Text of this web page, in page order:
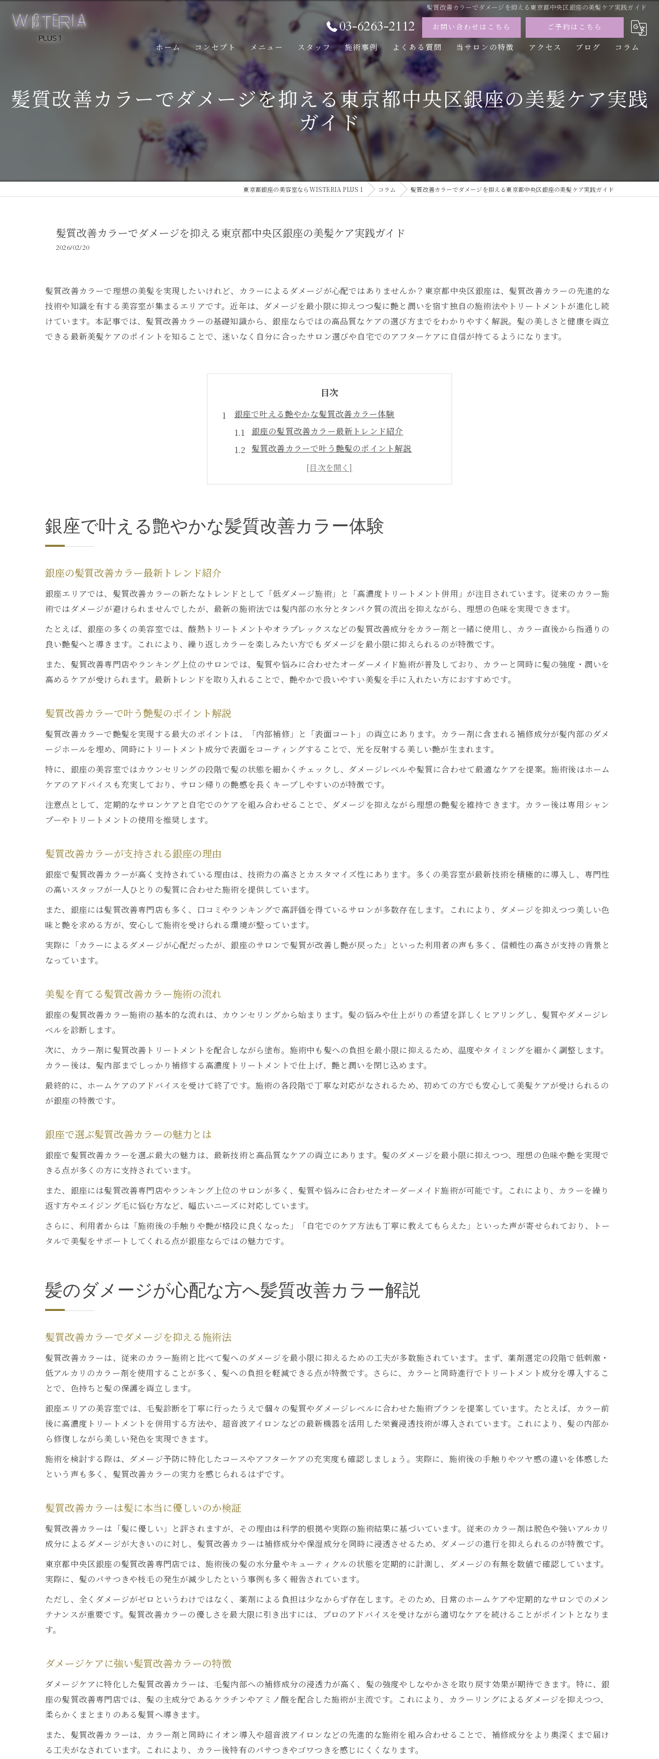
髪質改善カラーでダメージを抑える東京都中央区銀座の美髪ケア実践ガイド
03-6263-2112 お問い合わせはこちら ご予約はこちら
ホーム コンセプト メニュー スタッフ 施術事例 よくある質問 当サロンの特徴
カラー
トリートメント
パーマ
アクセス ブログ コラム
髪質改善カラーでダメージを抑える東京都中央区銀座の美髪ケア実践
ガイド
東京都銀座の美容室ならWISTERIA PLUS 1 コラム 髪質改善カラーでダメージを抑える東京都中央区銀座の美髪ケア実践ガイド
髪質改善カラーでダメージを抑える東京都中央区銀座の美髪ケア実践ガイド
2026/02/20
髪質改善カラーで理想の美髪を実現したいけれど、カラーによるダメージが心配ではありませんか？東京都中央区銀座は、髪質改善カラーの先進的な
技術や知識を有する美容室が集まるエリアです。近年は、ダメージを最小限に抑えつつ髪に艶と潤いを宿す独自の施術法やトリートメントが進化し続
けています。本記事では、髪質改善カラーの基礎知識から、銀座ならではの高品質なケアの選び方までをわかりやすく解説。髪の美しさと健康を両立
できる最新美髪ケアのポイントを知ることで、迷いなく自分に合ったサロン選びや自宅でのアフターケアに自信が持てるようになります。
目次
銀座で叶える艶やかな髪質改善カラー体験
銀座の髪質改善カラー最新トレンド紹介
髪質改善カラーで叶う艶髪のポイント解説
髪質改善カラーが支持される銀座の理由
美髪を育てる髪質改善カラー施術の流れ
髪のダメージが心配な方へ髪質改善カラー解説
髪質改善カラーでダメージを抑える施術法
髪質改善カラー施術時の注意点と効果
銀座で人気の髪質改善カラーを選ぶ理由
髪質改善カラー利用者の体験談と評価
ダメージレス髪質改善カラーのメリット解説
髪質改善カラーが持つ独自の美髪効果とは
髪質改善カラーが支持される背景に迫る
ダメージを抑える髪質改善施術の実際
髪質改善カラーと一般的なカラーの違い
髪質改善カラーを熟知した専門店の魅力
髪質改善専門店で受ける特別なトリートメント
髪質改善カラー成功のための事前カウンセリング
銀座髪質改善トリートメントの効果と選び方
髪質改善トリートメントとカラーの関係性
銀座で人気の髪質改善トリートメント種類
銀座で叶える艶やかな髪質改善カラー体験
銀座の髪質改善カラー最新トレンド紹介
銀座エリアでは、髪質改善カラーの新たなトレンドとして「低ダメージ施術」と「高濃度トリートメント併用」が注目されています。従来のカラー施
術ではダメージが避けられませんでしたが、最新の施術法では髪内部の水分とタンパク質の流出を抑えながら、理想の色味を実現できます。
たとえば、銀座の多くの美容室では、酸熱トリートメントやオラプレックスなどの髪質改善成分をカラー剤と一緒に使用し、カラー直後から指通りの
良い艶髪へと導きます。これにより、繰り返しカラーを楽しみたい方でもダメージを最小限に抑えられるのが特徴です。
また、髪質改善専門店やランキング上位のサロンでは、髪質や悩みに合わせたオーダーメイド施術が普及しており、カラーと同時に髪の強度・潤いを
高めるケアが受けられます。最新トレンドを取り入れることで、艶やかで扱いやすい美髪を手に入れたい方におすすめです。
髪質改善カラーで叶う艶髪のポイント解説
髪質改善カラーで艶髪を実現する最大のポイントは、「内部補修」と「表面コート」の両立にあります。カラー剤に含まれる補修成分が髪内部のダメ
ージホールを埋め、同時にトリートメント成分で表面をコーティングすることで、光を反射する美しい艶が生まれます。
特に、銀座の美容室ではカウンセリングの段階で髪の状態を細かくチェックし、ダメージレベルや髪質に合わせて最適なケアを提案。施術後はホーム
ケアのアドバイスも充実しており、サロン帰りの艶感を長くキープしやすいのが特徴です。
注意点として、定期的なサロンケアと自宅でのケアを組み合わせることで、ダメージを抑えながら理想の艶髪を維持できます。カラー後は専用シャン
プーやトリートメントの使用を推奨します。
髪質改善カラーが支持される銀座の理由
銀座で髪質改善カラーが高く支持されている理由は、技術力の高さとカスタマイズ性にあります。多くの美容室が最新技術を積極的に導入し、専門性
の高いスタッフが一人ひとりの髪質に合わせた施術を提供しています。
また、銀座には髪質改善専門店も多く、口コミやランキングで高評価を得ているサロンが多数存在します。これにより、ダメージを抑えつつ美しい色
味と艶を求める方が、安心して施術を受けられる環境が整っています。
実際に「カラーによるダメージが心配だったが、銀座のサロンで髪質が改善し艶が戻った」といった利用者の声も多く、信頼性の高さが支持の背景と
なっています。
美髪を育てる髪質改善カラー施術の流れ
銀座の髪質改善カラー施術の基本的な流れは、カウンセリングから始まります。髪の悩みや仕上がりの希望を詳しくヒアリングし、髪質やダメージレ
ベルを診断します。
次に、カラー剤に髪質改善トリートメントを配合しながら塗布。施術中も髪への負担を最小限に抑えるため、温度やタイミングを細かく調整します。
カラー後は、髪内部までしっかり補修する高濃度トリートメントで仕上げ、艶と潤いを閉じ込めます。
最終的に、ホームケアのアドバイスを受けて終了です。施術の各段階で丁寧な対応がなされるため、初めての方でも安心して美髪ケアが受けられるの
が銀座の特徴です。
銀座で選ぶ髪質改善カラーの魅力とは
銀座で髪質改善カラーを選ぶ最大の魅力は、最新技術と高品質なケアの両立にあります。髪のダメージを最小限に抑えつつ、理想の色味や艶を実現で
きる点が多くの方に支持されています。
また、銀座には髪質改善専門店やランキング上位のサロンが多く、髪質や悩みに合わせたオーダーメイド施術が可能です。これにより、カラーを繰り
返す方やエイジング毛に悩む方など、幅広いニーズに対応しています。
さらに、利用者からは「施術後の手触りや艶が格段に良くなった」「自宅でのケア方法も丁寧に教えてもらえた」といった声が寄せられており、トー
タルで美髪をサポートしてくれる点が銀座ならではの魅力です。
髪のダメージが心配な方へ髪質改善カラー解説
髪質改善カラーでダメージを抑える施術法
髪質改善カラーは、従来のカラー施術と比べて髪へのダメージを最小限に抑えるための工夫が多数施されています。まず、薬剤選定の段階で低刺激・
低アルカリのカラー剤を使用することが多く、髪への負担を軽減できる点が特徴です。さらに、カラーと同時進行でトリートメント成分を導入するこ
とで、色持ちと髪の保護を両立します。
銀座エリアの美容室では、毛髪診断を丁寧に行ったうえで個々の髪質やダメージレベルに合わせた施術プランを提案しています。たとえば、カラー前
後に高濃度トリートメントを併用する方法や、超音波アイロンなどの最新機器を活用した栄養浸透技術が導入されています。これにより、髪の内部か
ら修復しながら美しい発色を実現できます。
施術を検討する際は、ダメージ予防に特化したコースやアフターケアの充実度も確認しましょう。実際に、施術後の手触りやツヤ感の違いを体感した
という声も多く、髪質改善カラーの実力を感じられるはずです。
髪質改善カラーは髪に本当に優しいのか検証
髪質改善カラーは「髪に優しい」と評されますが、その理由は科学的根拠や実際の施術結果に基づいています。従来のカラー剤は脱色や強いアルカリ
成分によるダメージが大きいのに対し、髪質改善カラーは補修成分や保湿成分を同時に浸透させるため、ダメージの進行を抑えられるのが特徴です。
東京都中央区銀座の髪質改善専門店では、施術後の髪の水分量やキューティクルの状態を定期的に計測し、ダメージの有無を数値で確認しています。
実際に、髪のパサつきや枝毛の発生が減少したという事例も多く報告されています。
ただし、全くダメージがゼロというわけではなく、薬剤による負担は少なからず存在します。そのため、日常のホームケアや定期的なサロンでのメン
テナンスが重要です。髪質改善カラーの優しさを最大限に引き出すには、プロのアドバイスを受けながら適切なケアを続けることがポイントとなりま
す。
ダメージケアに強い髪質改善カラーの特徴
ダメージケアに特化した髪質改善カラーは、毛髪内部への補修成分の浸透力が高く、髪の強度やしなやかさを取り戻す効果が期待できます。特に、銀
座の髪質改善専門店では、髪の主成分であるケラチンやアミノ酸を配合した施術が主流です。これにより、カラーリングによるダメージを抑えつつ、
柔らかくまとまりのある髪質へ導きます。
また、髪質改善カラーは、カラー剤と同時にイオン導入や超音波アイロンなどの先進的な施術を組み合わせることで、補修成分をより奥深くまで届け
る工夫がなされています。これにより、カラー後特有のパサつきやゴワつきを感じにくくなります。